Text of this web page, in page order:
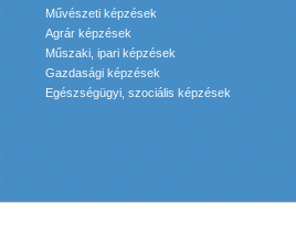
Művészeti képzések
Agrár képzések
Műszaki, ipari képzések
Gazdasági képzések
Egészségügyi, szociális képzések